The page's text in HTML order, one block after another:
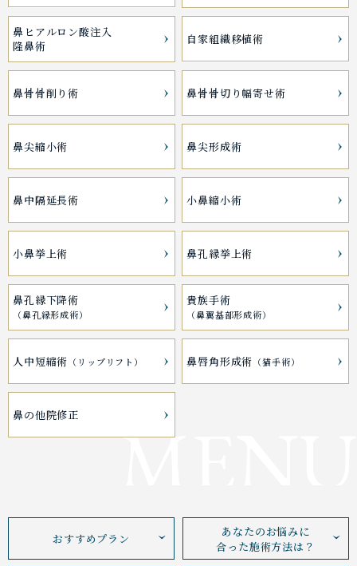
MENU
鼻ヒアルロン酸注入
隆鼻術
自家組織移植術
鼻骨骨削り術 鼻骨骨切り幅寄せ術
鼻尖縮小術 鼻尖形成術
鼻中隔延長術 小鼻縮小術
小鼻挙上術 鼻孔縁挙上術
鼻孔縁下降術
（鼻孔縁形成術）
貴族手術
（鼻翼基部形成術）
人中短縮術 （リップリフト） 鼻唇角形成術 （猫手術）
鼻の他院修正
おすすめプラン
あなたのお悩みに
合った施術方法は？